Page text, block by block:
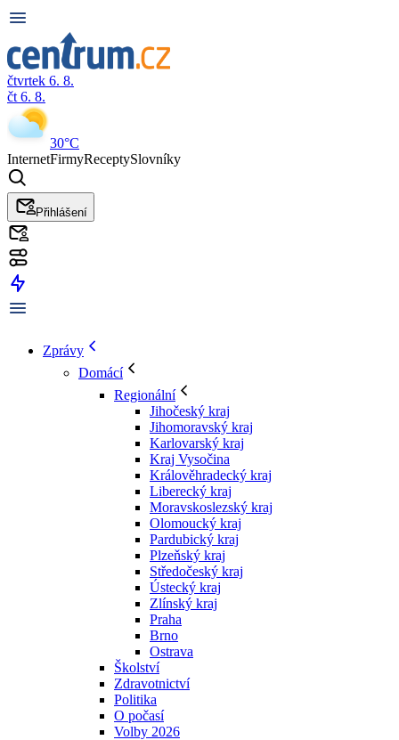
čtvrtek 6. 8.
čt 6. 8.
30°C
InternetFirmyReceptySlovníky
Přihlášení
Zprávy
Domácí
Regionální
Jihočeský kraj
Jihomoravský kraj
Karlovarský kraj
Kraj Vysočina
Králověhradecký kraj
Liberecký kraj
Moravskoslezský kraj
Olomoucký kraj
Pardubický kraj
Plzeňský kraj
Středočeský kraj
Ústecký kraj
Zlínský kraj
Praha
Brno
Ostrava
Školství
Zdravotnictví
Politika
O počasí
Volby 2026